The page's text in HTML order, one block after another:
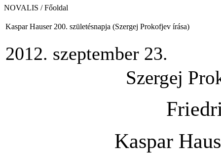
NOVALIS / Főoldal
Kaspar Hauser 200. születésnapja (Szergej Prokofjev írása)
2012. szeptember 23.
Szergej
Kaspar